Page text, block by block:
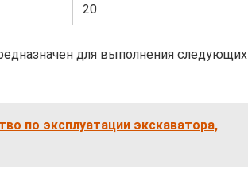
20
для выполнения следующих
по эксплуатации экскаватора,